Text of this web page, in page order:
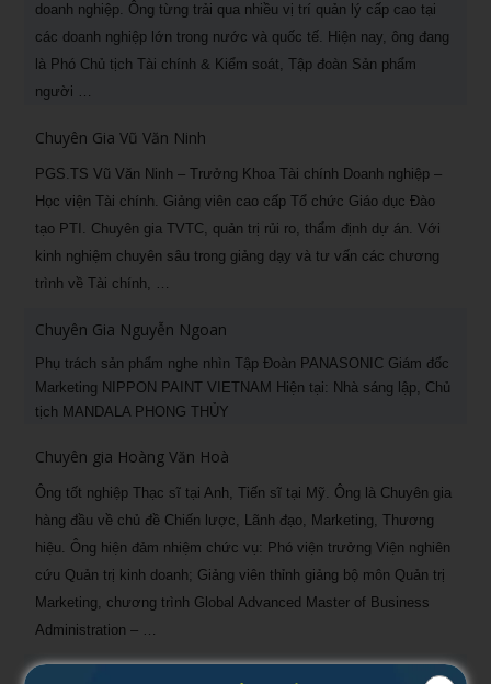
doanh nghiệp. Ông từng trải qua nhiều vị trí quản lý cấp cao tại
các doanh nghiệp lớn trong nước và quốc tế. Hiện nay, ông đang
là Phó Chủ tịch Tài chính & Kiểm soát, Tập đoàn Sản phẩm
người …
Chuyên Gia Vũ Văn Ninh
PGS.TS Vũ Văn Ninh – Trưởng Khoa Tài chính Doanh nghiệp –
Học viện Tài chính. Giảng viên cao cấp Tổ chức Giáo dục Đào
tạo PTI. Chuyên gia TVTC, quản trị rủi ro, thẩm định dự án. Với
kinh nghiệm chuyên sâu trong giảng dạy và tư vấn các chương
trình về Tài chính, …
Chuyên Gia Nguyễn Ngoan
Phụ trách sản phẩm nghe nhìn Tập Đoàn PANASONIC Giám đốc
Marketing NIPPON PAINT VIETNAM Hiện tại: Nhà sáng lập, Chủ
tịch MANDALA PHONG THỦY
Chuyên gia Hoàng Văn Hoà
Ông tốt nghiệp Thạc sĩ tại Anh, Tiến sĩ tại Mỹ. Ông là Chuyên gia
hàng đầu về chủ đề Chiến lược, Lãnh đạo, Marketing, Thương
hiệu. Ông hiện đảm nhiệm chức vụ: Phó viện trưởng Viện nghiên
cứu Quản trị kinh doanh; Giảng viên thỉnh giảng bộ môn Quản trị
Marketing, chương trình Global Advanced Master of Business
Administration – …